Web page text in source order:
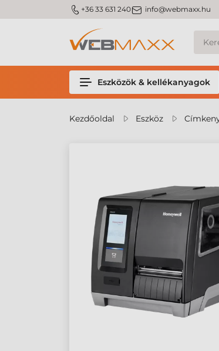
m_phone +36 33 631 240m_email info@webmaxx.hu
Eszközök & kellékanyagok
Kezdőoldal Eszköz